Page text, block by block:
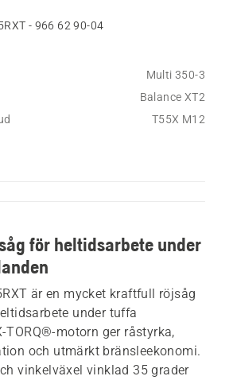
- 966 62 90‑04
Multi 350-3
Balance XT2
T55X M12
för heltidsarbete under
är en mycket kraftfull röjsåg
under tuffa
TORQ®-motorn ger råstyrka,
och utmärkt bränsleekonomi.
vinkelväxel vinklad 35 grader